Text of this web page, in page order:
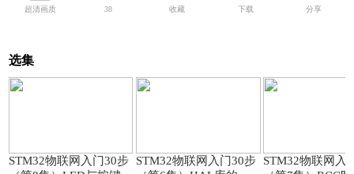
超清画质 38 收藏 下载 分享
选集
STM32物联网入门30步
STM32物联网入门30步
STM32物联网入